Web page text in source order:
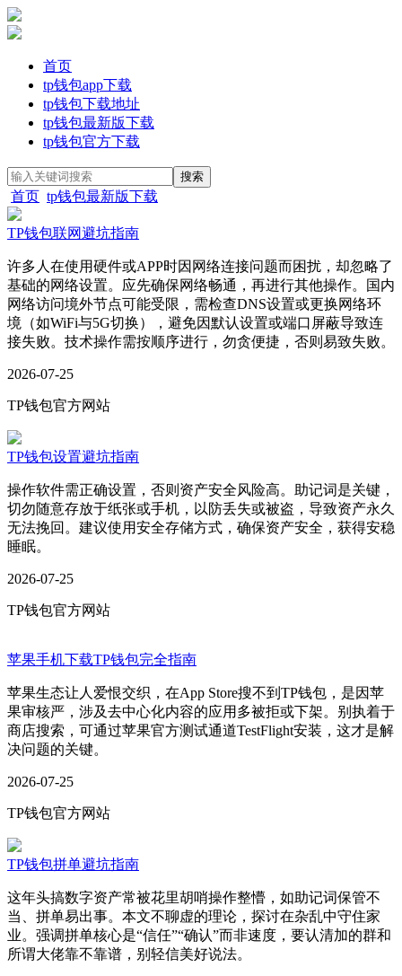
首页
tp钱包app下载
tp钱包下载地址
tp钱包最新版下载
tp钱包官方下载
首页 tp钱包最新版下载
TP钱包联网避坑指南
许多人在使用硬件或APP时因网络连接问题而困扰，却忽略了
基础的网络设置。应先确保网络畅通，再进行其他操作。国内
网络访问境外节点可能受限，需检查DNS设置或更换网络环
境（如WiFi与5G切换），避免因默认设置或端口屏蔽导致连
接失败。技术操作需按顺序进行，勿贪便捷，否则易致失败。
2026-07-25
TP钱包官方网站
TP钱包设置避坑指南
操作软件需正确设置，否则资产安全风险高。助记词是关键，
切勿随意存放于纸张或手机，以防丢失或被盗，导致资产永久
无法挽回。建议使用安全存储方式，确保资产安全，获得安稳
睡眠。
2026-07-25
TP钱包官方网站
苹果手机下载TP钱包完全指南
苹果生态让人爱恨交织，在App Store搜不到TP钱包，是因苹
果审核严，涉及去中心化内容的应用多被拒或下架。别执着于
商店搜索，可通过苹果官方测试通道TestFlight安装，这才是解
决问题的关键。
2026-07-25
TP钱包官方网站
TP钱包拼单避坑指南
这年头搞数字资产常被花里胡哨操作整懵，如助记词保管不
当、拼单易出事。本文不聊虚的理论，探讨在杂乱中守住家
业。强调拼单核心是“信任”“确认”而非速度，要认清加的群和
所谓大佬靠不靠谱，别轻信美好说法。